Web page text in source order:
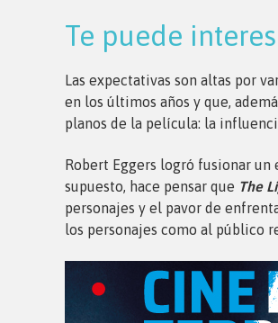
Te puede
Las expectativas son altas por
en los últimos años y que,
planos de la película: la
Robert Eggers logró fusionar
supuesto, hace pensar que The
personajes y el pavor de
los personajes como al público